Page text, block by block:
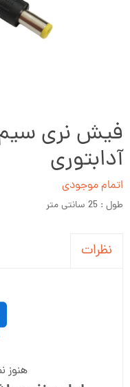
فیش نری سیم
آدابتوری
اتمام موجودی
طول : 25 سانتی متر
نظرات
هنوز